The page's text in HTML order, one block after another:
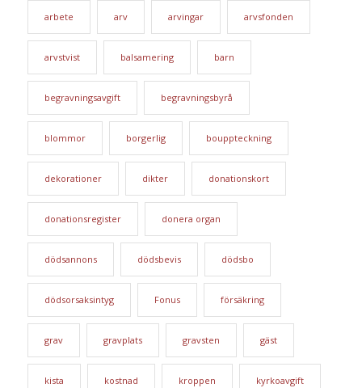
arbete arv arvingar arvsfonden
arvstvist balsamering barn
begravningsavgift begravningsbyrå
blommor borgerlig bouppteckning
dekorationer dikter donationskort
donationsregister donera organ
dödsannons dödsbevis dödsbo
dödsorsaksintyg Fonus försäkring
grav gravplats gravsten gäst
kista kostnad kroppen kyrkoavgift